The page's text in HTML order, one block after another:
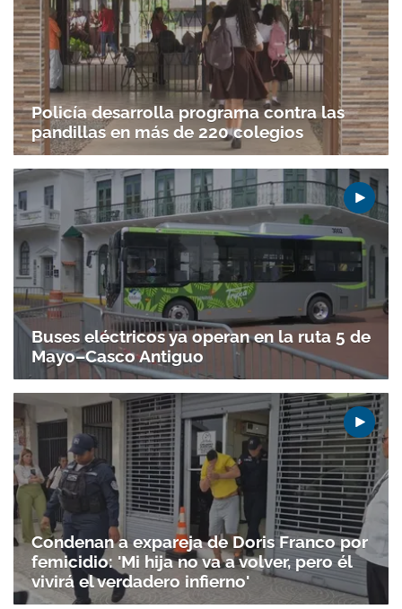
Policía desarrolla programa contra las
pandillas en más de 220 colegios
Buses eléctricos ya operan en la ruta 5 de
Mayo–Casco Antiguo
Condenan a expareja de Doris Franco por
femicidio: 'Mi hija no va a volver, pero él
vivirá el verdadero infierno'